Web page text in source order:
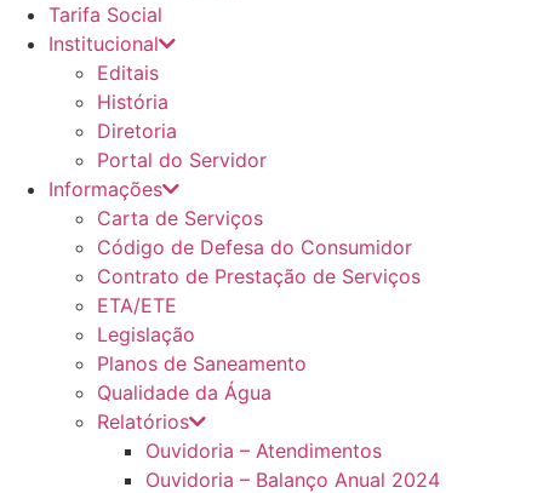
Tarifa Social
Institucional
Editais
História
Diretoria
Portal do Servidor
Informações
Carta de Serviços
Código de Defesa do Consumidor
Contrato de Prestação de Serviços
ETA/ETE
Legislação
Planos de Saneamento
Qualidade da Água
Relatórios
Ouvidoria – Atendimentos
Ouvidoria – Balanço Anual 2024